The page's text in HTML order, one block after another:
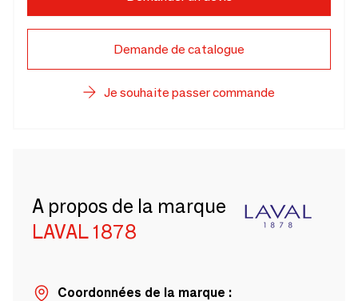
Demande de catalogue
Je souhaite passer commande
A propos de la marque
LAVAL 1878
Coordonnées de la marque :